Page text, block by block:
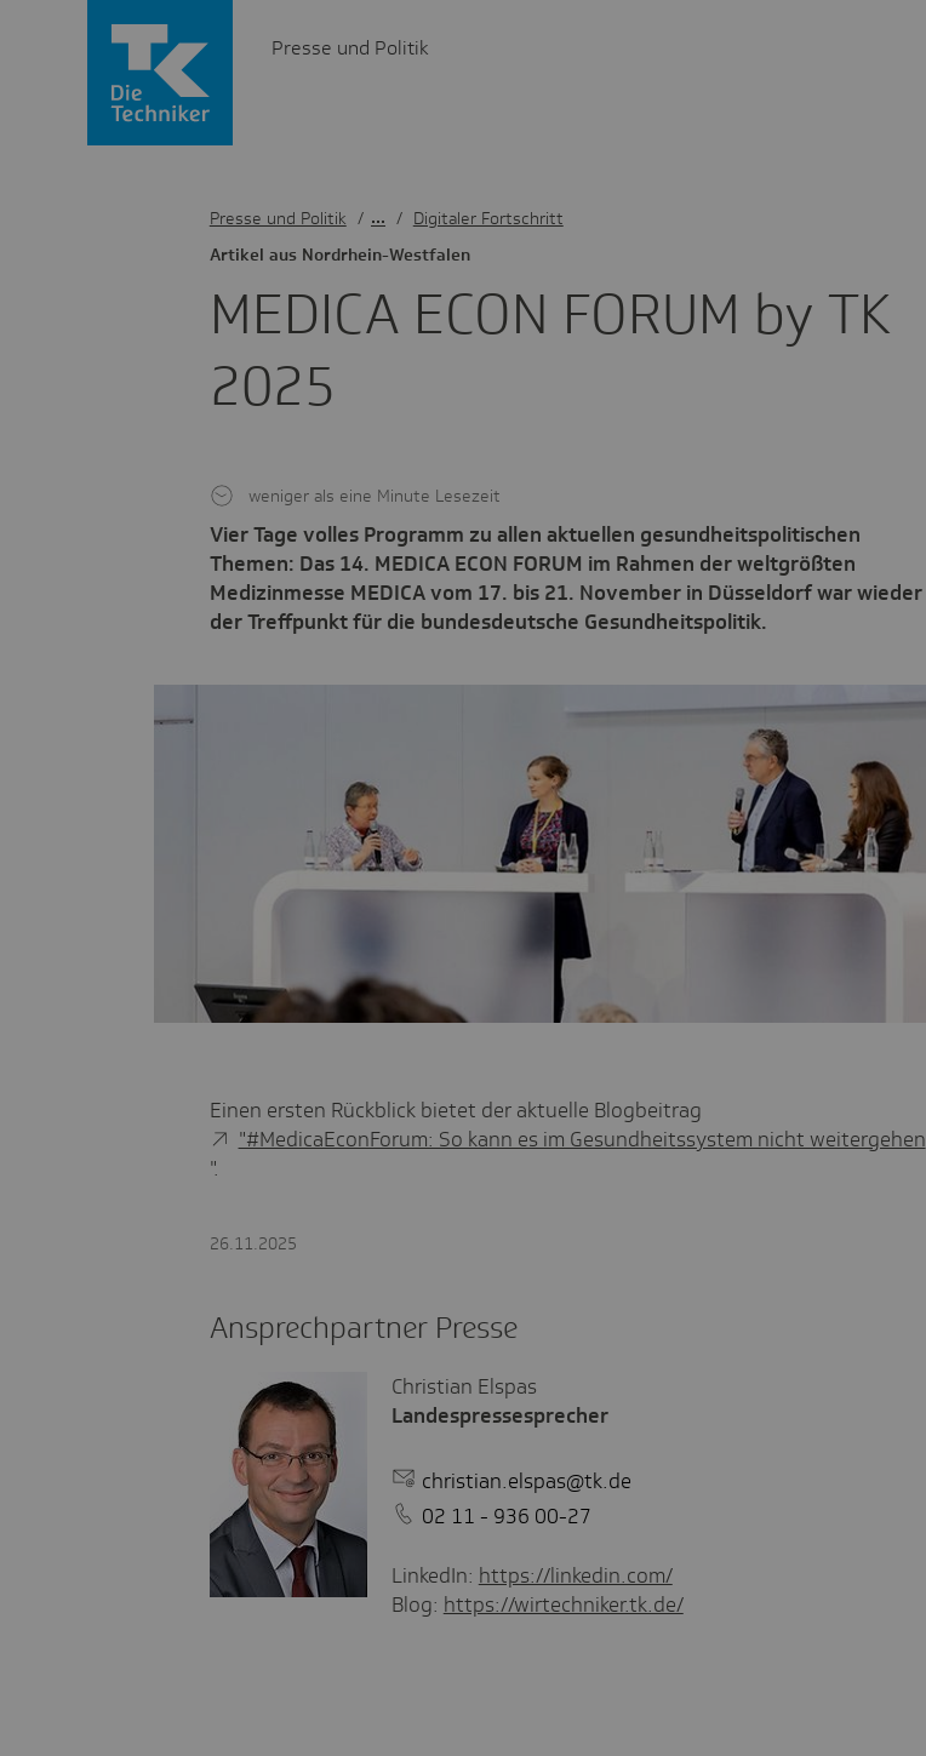
Presse und Politik
MEDICA ECON FORUM by TK
2025
Artikel aus Nord­rhein-West­falen
Vier Tage volles Programm zu allen aktuellen gesundheitspolitischen
Themen: Das 14. MEDICA ECON FORUM im Rahmen der weltgrößten
Medizinmesse MEDICA vom 17. bis 21. November in Düsseldorf war wieder
der Treffpunkt für die bundesdeutsche Gesundheitspolitik.
weniger als eine Minute Lesezeit
Presse und Politik / Digitaler Fortschritt
Einen ersten Rückblick bietet der aktuelle Blogbeitrag
"#MedicaEconForum: So kann es im Gesundheitssystem nicht weitergehen
".
26.11.2025
Ansprechpartner Presse
Christian Elspas
Landespressesprecher
christian.elspas@tk.de
02 11 - 936 00-27
LinkedIn: https://linkedin.com/
Blog: https://wirtechniker.tk.de/